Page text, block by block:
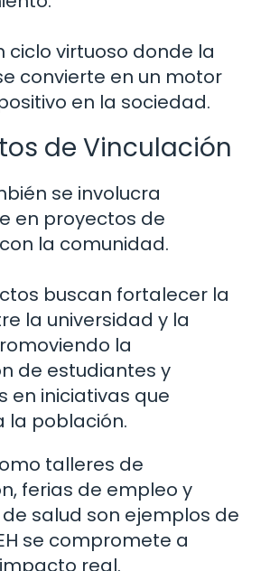
ciclo virtuoso donde la
convierte en un motor
en la sociedad.
de Vinculación
se involucra
en proyectos de
la comunidad.
buscan fortalecer la
la universidad y la
la
de estudiantes y
en iniciativas que
la población.
talleres de
ferias de empleo y
salud son ejemplos de
se compromete a
real.